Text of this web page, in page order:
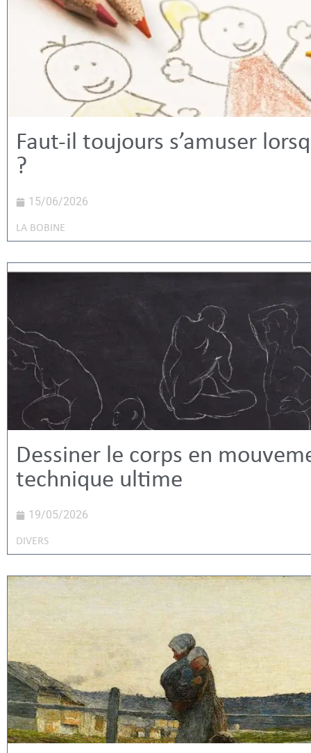
Faut-il toujours s’amuser
?
15/06/2026
LA BOBINE
Dessiner le corps en
technique ultime
19/05/2026
DIVERS